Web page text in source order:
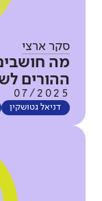
סקר ארצי
מה
ההורים
07/2025
דניאל גטושקין